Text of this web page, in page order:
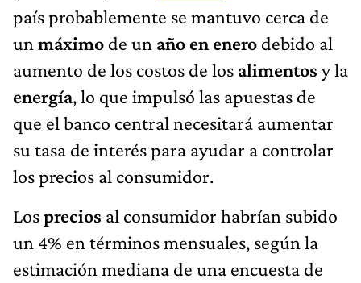
país probablemente se mantuvo cerca de
un máximo de un año en enero debido al
aumento de los costos de los alimentos y la
energía, lo que impulsó las apuestas de
que el banco central necesitará aumentar
su tasa de interés para ayudar a controlar
los precios al consumidor.
Losprecios al consumidor habrían subido
un 4% en términos mensuales, según la
estimación mediana de una encuesta de